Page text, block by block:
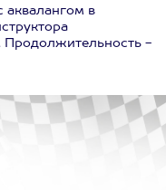
аквалангом в
Продолжительность -